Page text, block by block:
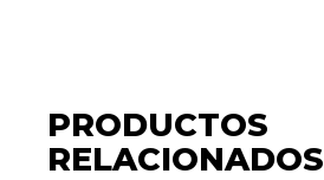
PRODUCTOS
RELACIONADOS